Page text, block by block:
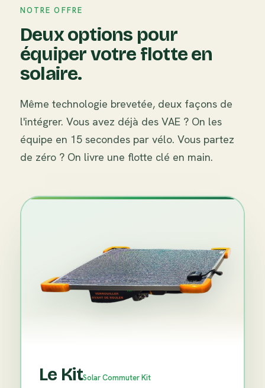
NOTRE OFFRE
Deux options pour
équiper votre flotte en
solaire.
Même technologie brevetée, deux façons de
l'intégrer. Vous avez déjà des VAE ? On les
équipe en 15 secondes par vélo. Vous partez
de zéro ? On livre une flotte clé en main.
Le KitSolar Commuter Kit